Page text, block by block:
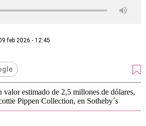
feb 2026 - 12:45
valor estimado de 2,5 millones de dólares,
Pippen Collection, en Sotheby´s